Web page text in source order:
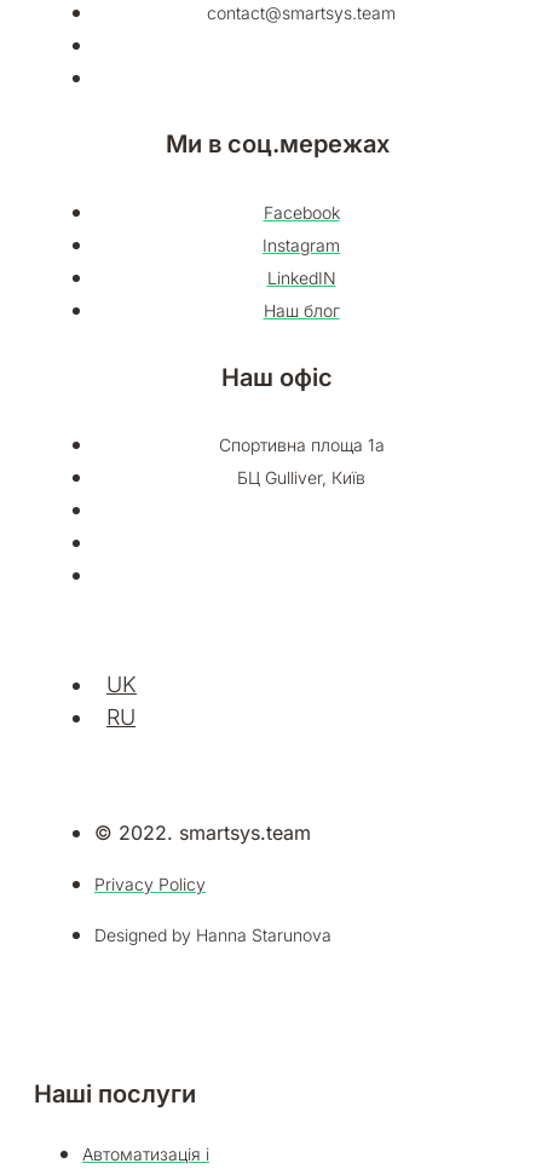
contact@smartsys.team
Ми в соц.мережах
Facebook
Instagram
LinkedIN
Наш блог
Наш офіс
Спортивна площа 1а
БЦ Gulliver, Київ
UK
RU
© 2022. smartsys.team
Privacy Policy
Designed by Hanna Starunova
Наші послуги
Автоматизація і